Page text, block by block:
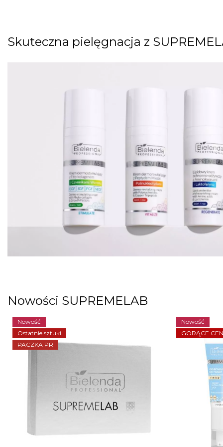
Skuteczna pielęgnacja z
Nowości SUPREMELAB
Nowość
Ostatnie sztuki
PACZKA PR
Nowość
GORĄCE